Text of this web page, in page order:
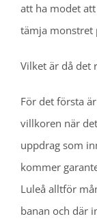
att ha modet
tämja monstret
Vilket är då det
För det första
villkoren när
uppdrag som
kommer
Luleå alltför
banan och där